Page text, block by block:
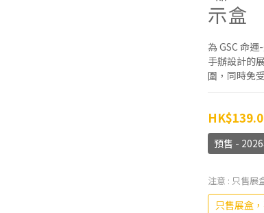
示盒
為 GSC 命
手辦設計的
圍，同時免
預售 -
注意 : 只售展
只售展盒